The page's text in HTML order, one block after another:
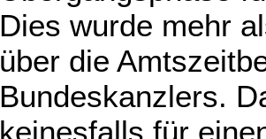
Dies wurde mehr
über die
Bundeskanzlers.
keinesfalls für